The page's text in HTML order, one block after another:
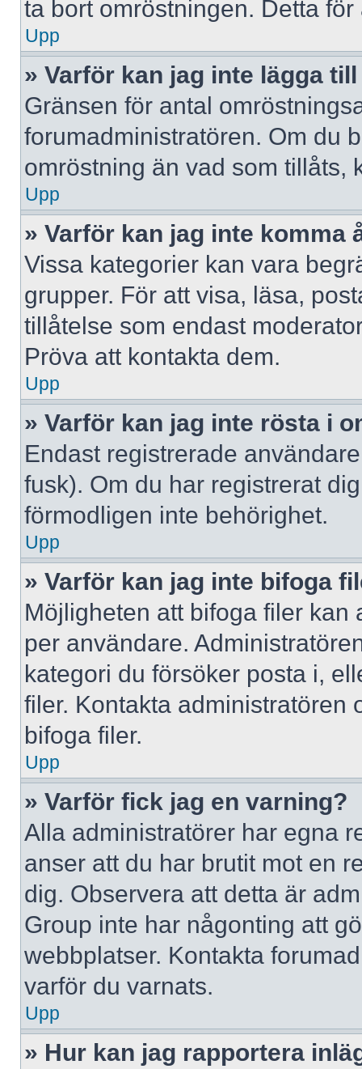
ta bort omröstningen. Detta
Upp
» Varför kan jag inte lägga
Gränsen för antal
forumadministratören. Om du
omröstning än vad som tillåts,
Upp
» Varför kan jag inte komma
Vissa kategorier kan vara
grupper. För att visa, läsa,
tillåtelse som endast
Pröva att kontakta dem.
Upp
» Varför kan jag inte rösta i
Endast registrerade
fusk). Om du har registrerat
förmodligen inte behörighet.
Upp
» Varför kan jag inte bifoga
Möjligheten att bifoga filer
per användare.
kategori du försöker posta i,
filer. Kontakta administratören
bifoga filer.
Upp
» Varför fick jag en varning?
Alla administratörer har egna
anser att du har brutit mot en
dig. Observera att detta är
Group inte har någonting att
webbplatser. Kontakta
varför du varnats.
Upp
» Hur kan jag rapportera